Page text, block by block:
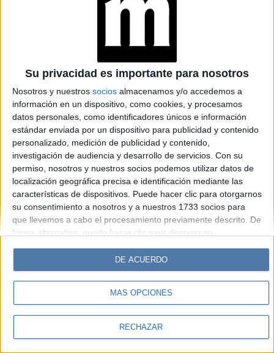
Su privacidad es importante para nosotros
Nosotros y nuestros socios almacenamos y/o accedemos a
información en un dispositivo, como cookies, y procesamos
datos personales, como identificadores únicos e información
estándar enviada por un dispositivo para publicidad y contenido
personalizado, medición de publicidad y contenido,
investigación de audiencia y desarrollo de servicios. Con su
permiso, nosotros y nuestros socios podemos utilizar datos de
localización geográfica precisa e identificación mediante las
características de dispositivos. Puede hacer clic para otorgarnos
su consentimiento a nosotros y a nuestros 1733 socios para
que llevemos a cabo el procesamiento previamente descrito. De
forma alternativa, puede hacer clic para denegar su
cambiar sus preferencias antes de otorgar su consentimiento.
Tenga en cuenta que algún procesamiento de sus datos
personales puede no requerir de su consentimiento, pero usted
tiene el derecho de rechazar tal procesamiento. Sus
sus preferencias o retirar su consentimiento en cualquier
MÁS OPCIONES
RECHAZAR
DE ACUERDO
Caras Noticias
Weekend Parabrisas
Look
Luz Mía Lunateen Break BATimes
© Perfil.com 2006-2019 - Todos los derechos reservados
Registro de Propiedad Intelectual: Nro. 5346433